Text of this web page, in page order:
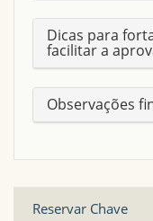
Dicas para
facilitar a
Observações
Reservar Chave